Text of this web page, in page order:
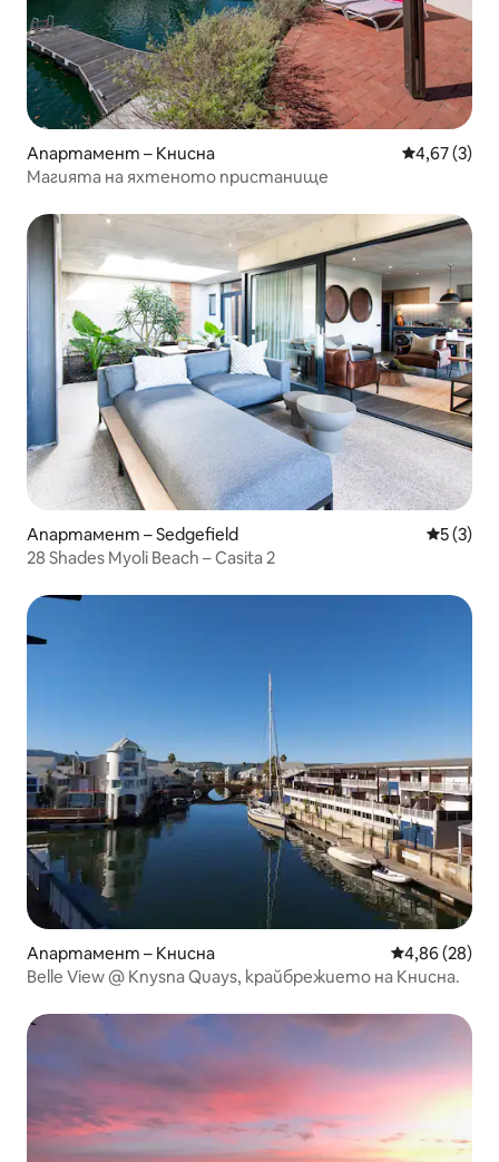
Апартамент – Книсна Средна
4,67 (3)
Магията на яхтеното пристанище
Апартамент – Sedgefield Средна
5 (3)
28 Shades Myoli Beach – Casita 2
Апартамент – Книсна Средна
4,86 (28)
Belle View @ Knysna Quays, крайбрежието на Книсна.